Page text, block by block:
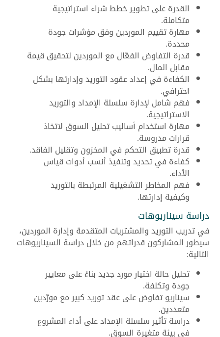
القدرة على تطوير خطط شراء استراتيجية
متكاملة.
مهارة تقييم الموردين وفق مؤشرات جودة
محددة.
قدرة التفاوض الفعّال مع الموردين لتحقيق قيمة
مقابل المال.
الكفاءة في إعداد عقود التوريد وإدارتها بشكل
احترافي.
فهم شامل لإدارة سلسلة الإمداد والتوريد
الاستراتيجية.
مهارة استخدام أساليب تحليل السوق لاتخاذ
قرارات مدروسة.
قدرة تطبيق التحكم في المخزون وتقليل الفاقد.
كفاءة في تحديد وتنفيذ أنسب أدوات قياس
الأداء.
فهم المخاطر التشغيلية المرتبطة بالتوريد
وكيفية إدارتها.
دراسة سيناريوهات
في تدريب التوريد والمشتريات المتقدمة وإدارة الموردين،
سيطور المشاركون قدراتهم من خلال دراسة السيناريوهات
التالية:
تحليل حالة اختيار مورد جديد بناءً على معايير
جودة وتكلفة.
سيناريو تفاوض على عقد توريد كبير مع مورّدين
متعددين.
دراسة تأثير سلسلة الإمداد على أداء المشروع
في بيئة متغيرة السوق.